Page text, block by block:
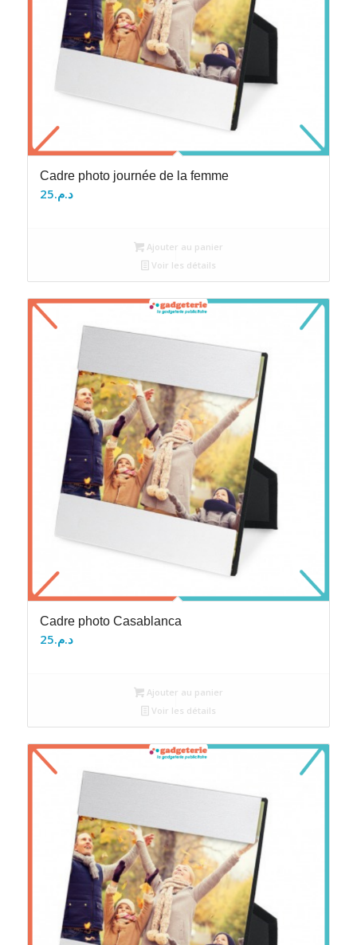
Cadre photo journée de la femme
د.م.25
Ajouter au panier
Voir les détails
Cadre photo Casablanca
د.م.25
Ajouter au panier
Voir les détails